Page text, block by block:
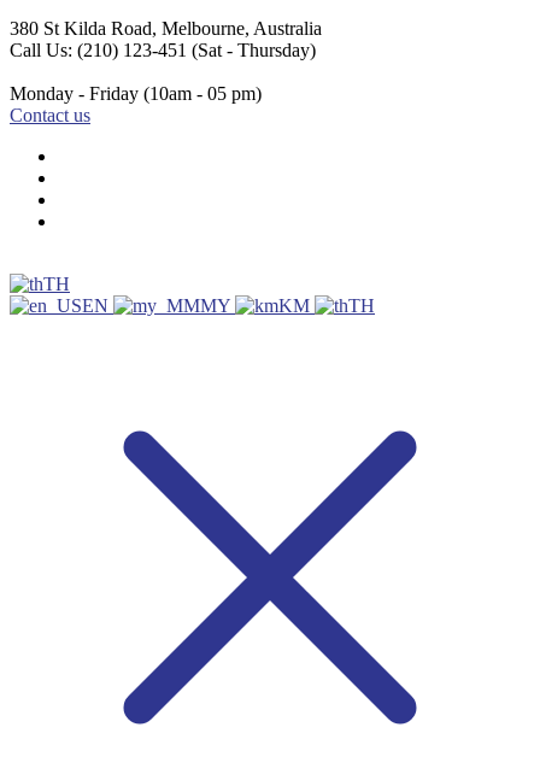
380 St Kilda Road, Melbourne, Australia
Call Us: (210) 123-451 (Sat - Thursday)
Monday - Friday (10am - 05 pm)
Contact us
TH
EN
MY KM TH